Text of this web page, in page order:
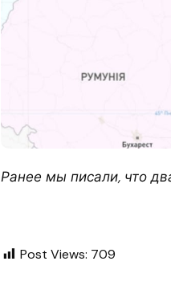
Ранее мы писали, что
Post Views: 709